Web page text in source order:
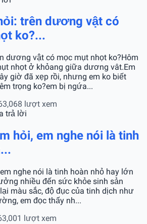
trên dương vật có
ko?...
dương vật có mọc mụt nhọt ko?Hôm
nhọt ở khỏang giữa dương vât.Em
giờ đã xẹp rồi, nhưng em ko biết
trọng ko?em bị ngứa...
lượt xem
trả lời
hỏi, em nghe nói là tinh
nghe nói là tinh hoàn nhỏ hay lớn
nhiều đến sức khỏe sinh sản
màu sắc, độ đục của tinh dịch như
em đọc thấy nh...
lượt xem